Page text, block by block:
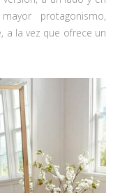
protagonismo,
a la vez que ofrece un